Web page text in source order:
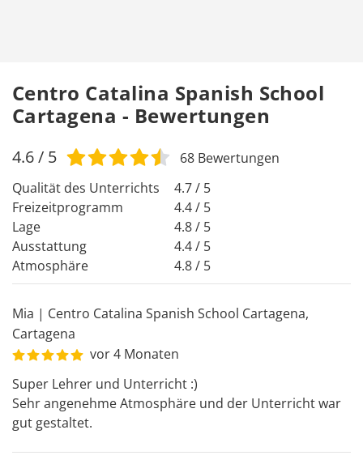
Centro Catalina Spanish School
Cartagena - Bewertungen
4.6/ 5 68 Bewertungen
Qualität des Unterrichts
4.7 / 5
Freizeitprogramm
4.4 / 5
Lage
4.8 / 5
Ausstattung
4.4 / 5
Atmosphäre
4.8 / 5
Mia | Centro Catalina Spanish School Cartagena,
Cartagena
vor 4 Monaten
Super Lehrer und Unterricht :)
Sehr angenehme Atmosphäre und der Unterricht war
gut gestaltet.